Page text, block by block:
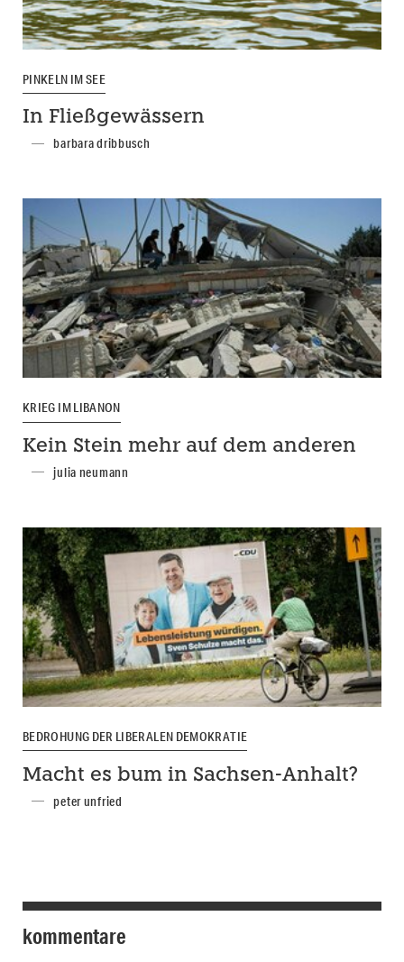
PINKELN IM SEE
In Fließgewässern
barbara dribbusch
KRIEG IM LIBANON
Kein Stein mehr auf dem anderen
julia neumann
BEDROHUNG DER LIBERALEN DEMOKRATIE
Macht es bum in Sachsen-Anhalt?
peter unfried
kommentare